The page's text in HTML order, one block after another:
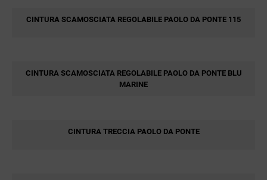
CINTURA SCAMOSCIATA REGOLABILE PAOLO DA PONTE 115
CINTURA SCAMOSCIATA REGOLABILE PAOLO DA PONTE BLU
MARINE
CINTURA TRECCIA PAOLO DA PONTE